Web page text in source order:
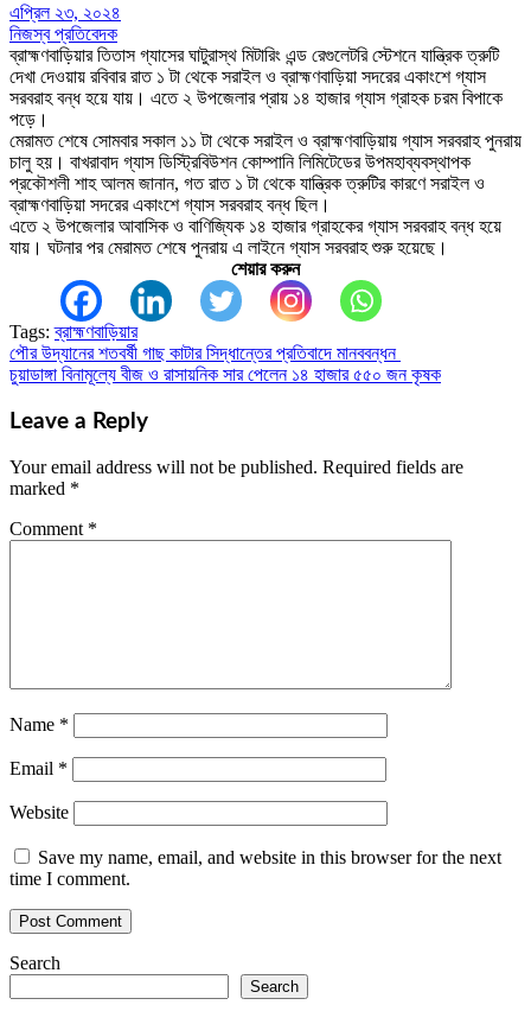
এপ্রিল ২৩, ২০২৪
নিজস্ব প্রতিবেদক
ব্রাহ্মণবাড়িয়ার তিতাস গ্যাসের ঘাটুরাস্থ মিটারিং এন্ড রেগুলেটরি স্টেশনে যান্ত্রিক ত্রুটি
দেখা দেওয়ায় রবিবার রাত ১ টা থেকে সরাইল ও ব্রাহ্মণবাড়িয়া সদরের একাংশে গ্যাস
সরবরাহ বন্ধ হয়ে যায়। এতে ২ উপজেলার প্রায় ১৪ হাজার গ্যাস গ্রাহক চরম বিপাকে
পড়ে।
মেরামত শেষে সোমবার সকাল ১১ টা থেকে সরাইল ও ব্রাহ্মণবাড়িয়ায় গ্যাস সরবরাহ পুনরায়
চালু হয়। বাখরাবাদ গ্যাস ডিস্ট্রিবিউশন কোম্পানি লিমিটেডের উপমহাব্যবস্থাপক
প্রকৌশলী শাহ আলম জানান, গত রাত ১ টা থেকে যান্ত্রিক ত্রুটির কারণে সরাইল ও
ব্রাহ্মণবাড়িয়া সদরের একাংশে গ্যাস সরবরাহ বন্ধ ছিল।
এতে ২ উপজেলার আবাসিক ও বাণিজ্যিক ১৪ হাজার গ্রাহকের গ্যাস সরবরাহ বন্ধ হয়ে
যায়। ঘটনার পর মেরামত শেষে পুনরায় এ লাইনে গ্যাস সরবরাহ শুরু হয়েছে।
শেয়ার করুন
Tags: ব্রাহ্মণবাড়িয়ার
Post
navigation
পৌর উদ্যানের শতবর্ষী গাছ কাটার সিদ্ধান্তের প্রতিবাদে মানববন্ধন
চুয়াডাঙ্গা বিনামূল্যে বীজ ও রাসায়নিক সার পেলেন ১৪ হাজার ৫৫০ জন কৃষক
Leave a Reply
Your email address will not be published. Required fields are
marked *
Comment *
Name *
Email *
Website
Save my name, email, and website in this browser for the next
time I comment.
Search
Search